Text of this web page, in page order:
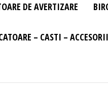
DE AVERTIZARE
– CASTI –